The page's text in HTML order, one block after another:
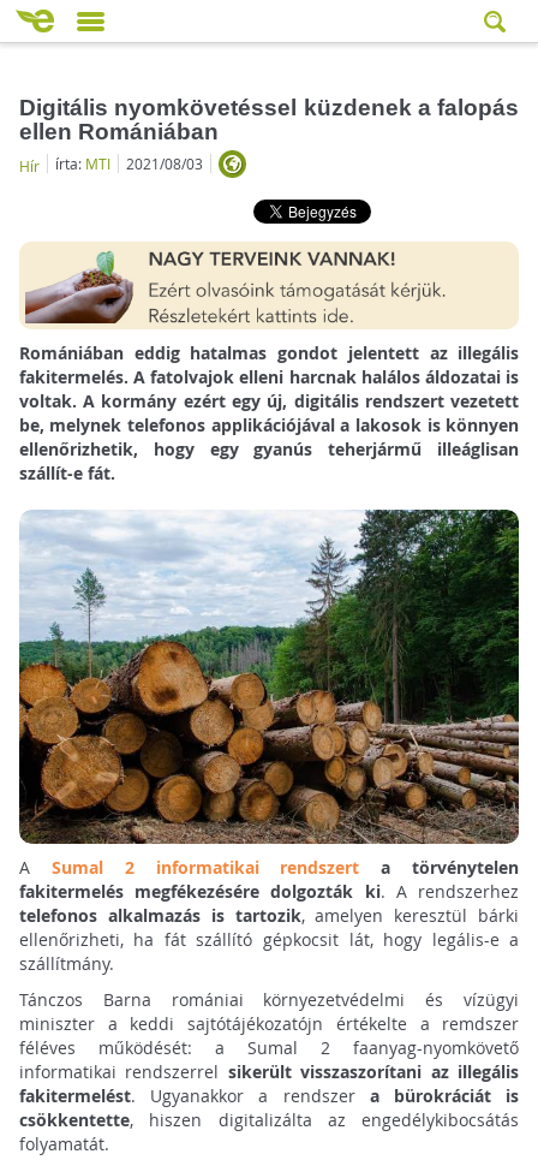
Digitális nyomkövetéssel küzdenek a falopás
ellen Romániában
Hír írta: MTI 2021/08/03
Romániában eddig hatalmas gondot jelentett az illegális
fakitermelés. A fatolvajok elleni harcnak halálos áldozatai is
voltak. A kormány ezért egy új, digitális rendszert vezetett
be, melynek telefonos applikációjával a lakosok is könnyen
ellenőrizhetik, hogy egy gyanús teherjármű illeáglisan
szállít-e fát.
A Sumal 2 informatikai rendszert
a törvénytelen
fakitermelés megfékezésére dolgozták ki. A rendszerhez
telefonos alkalmazás is tartozik, amelyen keresztül bárki
ellenőrizheti, ha fát szállító gépkocsit lát, hogy legális-e a
szállítmány.
Tánczos Barna romániai környezetvédelmi és vízügyi
miniszter a keddi sajtótájékozatójn értékelte a remdszer
féléves működését: a Sumal 2 faanyag-nyomkövető
informatikai rendszerrel sikerült visszaszorítani az illegális
fakitermelést. Ugyanakkor a rendszer a bürokráciát is
csökkentette, hiszen digitalizálta az engedélykibocsátás
folyamatát.